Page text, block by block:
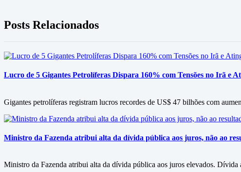
Posts Relacionados
Lucro de 5 Gigantes Petrolíferas Dispara 160% com Tensões no Irã e
Gigantes petrolíferas registram lucros recordes de US$ 47 bilhões com
Ministro da Fazenda atribui alta da dívida pública aos juros, não ao
Ministro da Fazenda atribui alta da dívida pública aos juros elevados.